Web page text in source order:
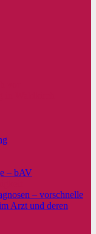
– bAV
– vorschnelle
Arzt und deren